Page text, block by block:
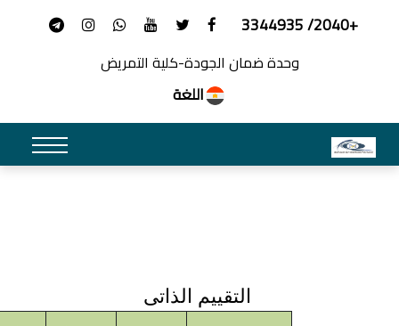
وحدة ضمان الجودة-كلية التمريض
اللغة
التقييم الذاتى